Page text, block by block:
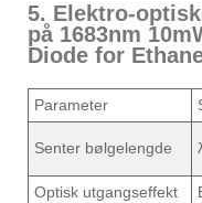
5. Elektro-
på 1683nm
Diode for
Parameter
Senter bølgelengde
Optisk utgangseffekt